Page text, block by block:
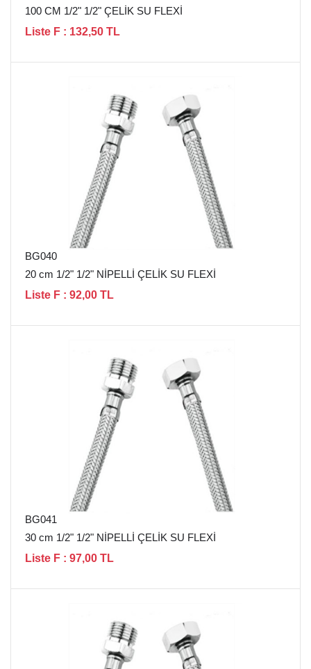
100 CM 1/2" 1/2" ÇELİK SU FLEXİ
Liste F : 132,50 TL
BG040
20 cm 1/2" 1/2" NİPELLİ ÇELİK SU FLEXİ
Liste F : 92,00 TL
BG041
30 cm 1/2" 1/2" NİPELLİ ÇELİK SU FLEXİ
Liste F : 97,00 TL